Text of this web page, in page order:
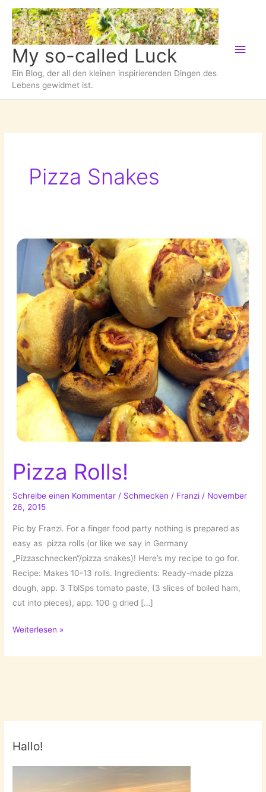
Zum
Inhalt
springen
My so-called Luck
Ein Blog, der all den kleinen inspirierenden Dingen des
Lebens gewidmet ist.
Pizza Snakes
Pizza Rolls!
Schreibe einen Kommentar / Schmecken / Franzi/ November
26, 2015
Pic by Franzi. For a finger food party nothing is prepared as
easy as pizza rolls (or like we say in Germany
„Pizzaschnecken“/pizza snakes)! Here’s my recipe to go for.
Recipe: Makes 10-13 rolls. Ingredients: Ready-made pizza
dough, app. 3 TblSps tomato paste, (3 slices of boiled ham,
cut into pieces), app. 100 g dried […]
Pizza
Weiterlesen »
Hallo!